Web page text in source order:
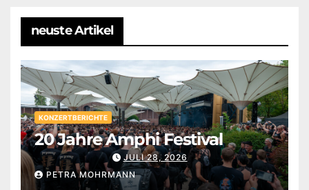
neuste Artikel
KONZERTBERICHTE
20 Jahre Amphi Festival
JULI 28, 2026
PETRA MOHRMANN